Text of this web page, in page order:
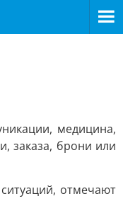
медицина,
заказа, брони или
отмечают